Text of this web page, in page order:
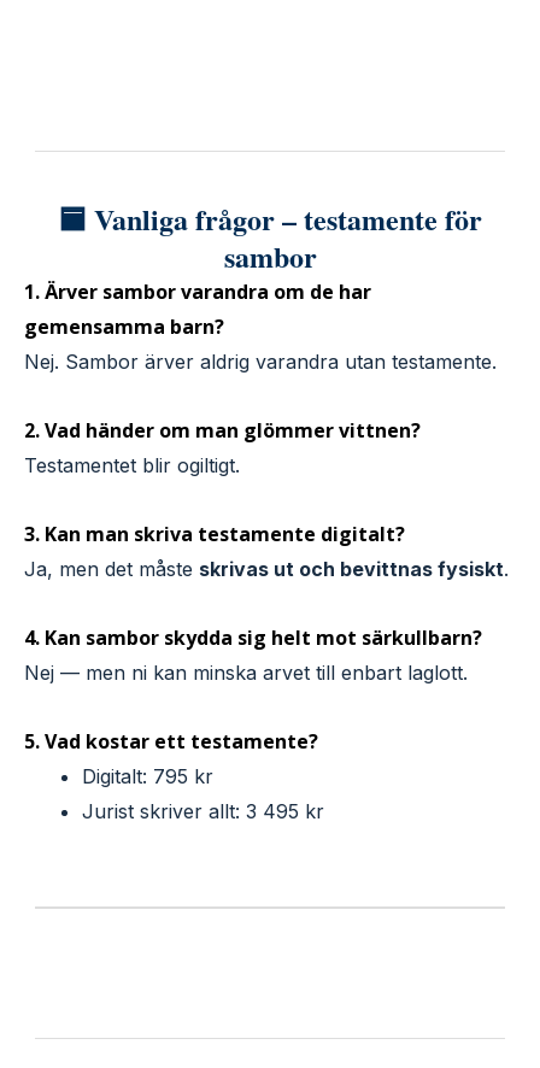
🟦 Vanliga frågor – testamente för
sambor
1. Ärver sambor varandra om de har
gemensamma barn?
Nej. Sambor ärver aldrig varandra utan testamente.
2. Vad händer om man glömmer vittnen?
Testamentet blir ogiltigt.
3. Kan man skriva testamente digitalt?
Ja, men det måste skrivas ut och bevittnas fysiskt.
4. Kan sambor skydda sig helt mot särkullbarn?
Nej — men ni kan minska arvet till enbart laglott.
5. Vad kostar ett testamente?
Digitalt: 795 kr
Jurist skriver allt: 3 495 kr